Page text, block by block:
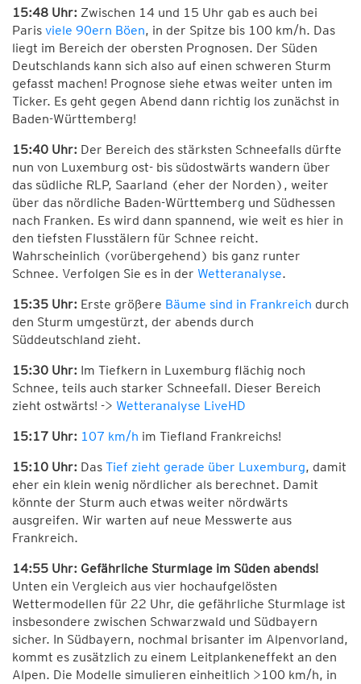
15:48 Uhr: Zwischen 14 und 15 Uhr gab es auch bei
Paris viele 90ern Böen, in der Spitze bis 100 km/h. Das
liegt im Bereich der obersten Prognosen. Der Süden
Deutschlands kann sich also auf einen schweren Sturm
gefasst machen! Prognose siehe etwas weiter unten im
Ticker. Es geht gegen Abend dann richtig los zunächst in
Baden-Württemberg!
15:40 Uhr: Der Bereich des stärksten Schneefalls dürfte
nun von Luxemburg ost- bis südostwärts wandern über
das südliche RLP, Saarland (eher der Norden), weiter
über das nördliche Baden-Württemberg und Südhessen
nach Franken. Es wird dann spannend, wie weit es hier in
den tiefsten Flusstälern für Schnee reicht.
Wahrscheinlich (vorübergehend) bis ganz runter
Schnee. Verfolgen Sie es in der Wetteranalyse.
15:35 Uhr: Erste größere Bäume sind in Frankreich durch
den Sturm umgestürzt, der abends durch
Süddeutschland zieht.
15:30 Uhr: Im Tiefkern in Luxemburg flächig noch
Schnee, teils auch starker Schneefall. Dieser Bereich
zieht ostwärts! -> Wetteranalyse LiveHD
15:17 Uhr: 107 km/h im Tiefland Frankreichs!
15:10 Uhr: Das Tief zieht gerade über Luxemburg, damit
eher ein klein wenig nördlicher als berechnet. Damit
könnte der Sturm auch etwas weiter nördwärts
ausgreifen. Wir warten auf neue Messwerte aus
Frankreich.
14:55 Uhr: Gefährliche Sturmlage im Süden abends!
Unten ein Vergleich aus vier hochaufgelösten
Wettermodellen für 22 Uhr, die gefährliche Sturmlage ist
insbesondere zwischen Schwarzwald und Südbayern
sicher. In Südbayern, nochmal brisanter im Alpenvorland,
kommt es zusätzlich zu einem Leitplankeneffekt an den
Alpen. Die Modelle simulieren einheitlich >100 km/h, in